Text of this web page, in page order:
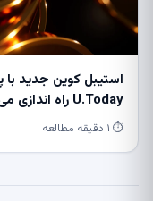
استیبل کوین جدید با
U.Today راه اندازی می شود
⏱ ۱ دقیقه مطالعه